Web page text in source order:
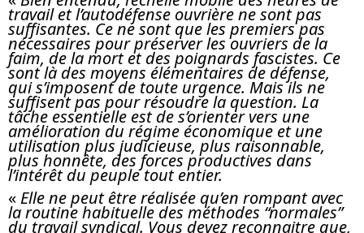
travail et l’autodéfense ouvrière ne sont pas
suffisantes. Ce ne sont que les premiers pas
nécessaires pour préserver les ouvriers de la
faim, de la mort et des poignards fascistes. Ce
sont là des moyens élémentaires de défense,
qui s’imposent de toute urgence. Mais ils ne
suffisent pas pour résoudre la question. La
tâche essentielle est de s’orienter vers une
amélioration du régime économique et une
utilisation plus judicieuse, plus raisonnable,
plus honnête, des forces productives dans
l’intérêt du peuple tout entier.
« Elle ne peut être réalisée qu’en rompant avec
la routine habituelle des méthodes “normales”
du travail syndical. Vous devez reconnaitre que,